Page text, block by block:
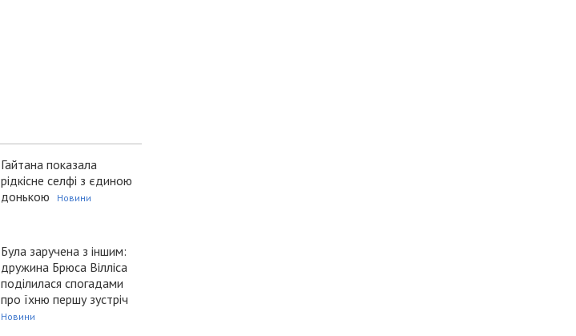
Гайтана показала
рідкісне селфі з єдиною
донькою
Новини
Була заручена з іншим:
дружина Брюса Вілліса
поділилася спогадами
про їхню першу зустріч
Новини